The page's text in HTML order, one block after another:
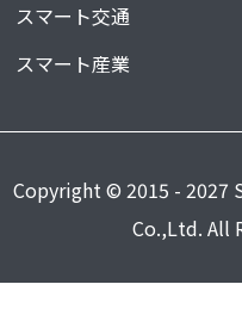
スマート交通
スマート産業
Copyright © 2015 - 2027
Co.,Ltd. All